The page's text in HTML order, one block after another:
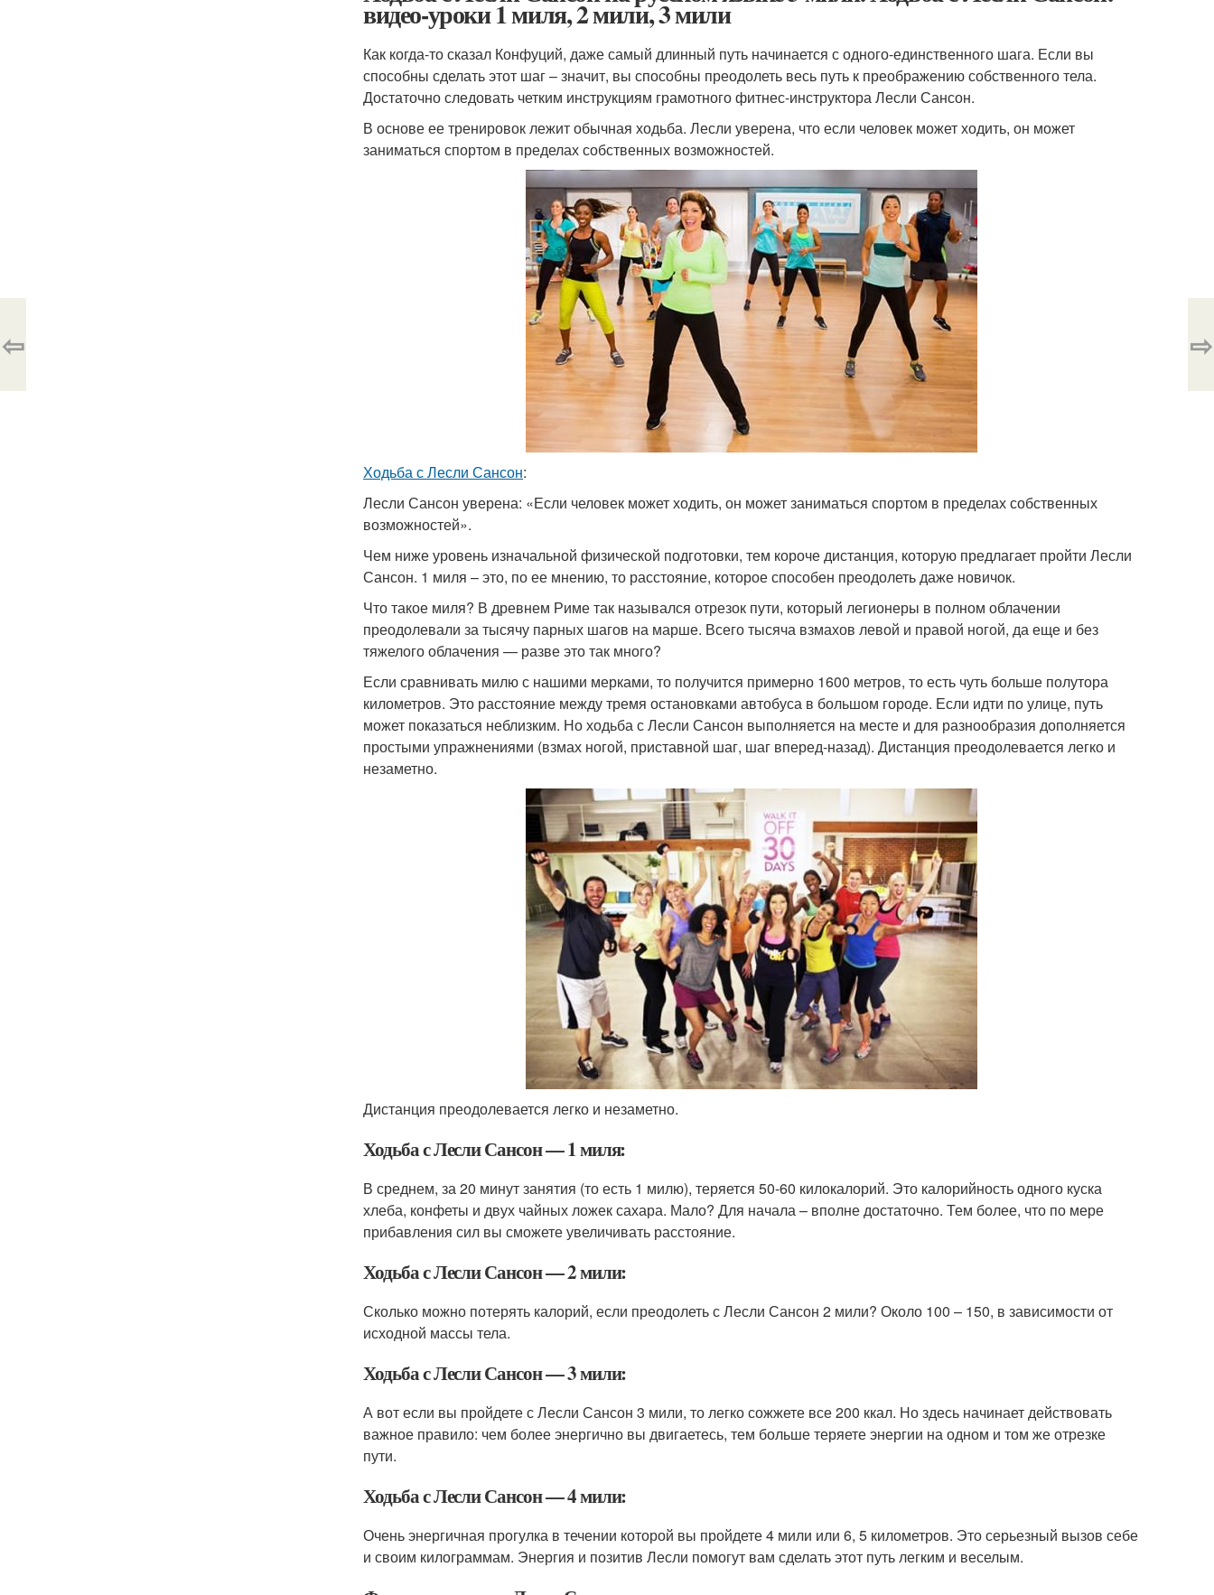
видео-уроки 1 миля, 2 мили, 3 мили
Как когда-то сказал Конфуций, даже самый длинный путь начинается с одного-единственного шага. Если вы
способны сделать этот шаг – значит, вы способны преодолеть весь путь к преображению собственного тела.
Достаточно следовать четким инструкциям грамотного фитнес-инструктора Лесли Сансон.
В основе ее тренировок лежит обычная ходьба. Лесли уверена, что если человек может ходить, он может
заниматься спортом в пределах собственных возможностей.
Ходьба с Лесли Сансон:
Лесли Сансон уверена: «Если человек может ходить, он может заниматься спортом в пределах собственных
возможностей».
Чем ниже уровень изначальной физической подготовки, тем короче дистанция, которую предлагает пройти Лесли
Сансон. 1 миля – это, по ее мнению, то расстояние, которое способен преодолеть даже новичок.
Что такое миля? В древнем Риме так назывался отрезок пути, который легионеры в полном облачении
преодолевали за тысячу парных шагов на марше. Всего тысяча взмахов левой и правой ногой, да еще и без
тяжелого облачения — разве это так много?
Если сравнивать милю с нашими мерками, то получится примерно 1600 метров, то есть чуть больше полутора
километров. Это расстояние между тремя остановками автобуса в большом городе. Если идти по улице, путь
может показаться неблизким. Но ходьба с Лесли Сансон выполняется на месте и для разнообразия дополняется
простыми упражнениями (взмах ногой, приставной шаг, шаг вперед-назад). Дистанция преодолевается легко и
незаметно.
Дистанция преодолевается легко и незаметно.
Ходьба с Лесли Сансон — 1 миля:
В среднем, за 20 минут занятия (то есть 1 милю), теряется 50-60 килокалорий. Это калорийность одного куска
хлеба, конфеты и двух чайных ложек сахара. Мало? Для начала – вполне достаточно. Тем более, что по мере
прибавления сил вы сможете увеличивать расстояние.
Ходьба с Лесли Сансон — 2 мили:
Сколько можно потерять калорий, если преодолеть с Лесли Сансон 2 мили? Около 100 – 150, в зависимости от
исходной массы тела.
Ходьба с Лесли Сансон — 3 мили:
А вот если вы пройдете с Лесли Сансон 3 мили, то легко сожжете все 200 ккал. Но здесь начинает действовать
важное правило: чем более энергично вы двигаетесь, тем больше теряете энергии на одном и том же отрезке
пути.
Ходьба с Лесли Сансон — 4 мили:
Очень энергичная прогулка в течении которой вы пройдете 4 мили или 6, 5 километров. Это серьезный вызов себе
и своим килограммам. Энергия и позитив Лесли помогут вам сделать этот путь легким и веселым.
⇦ ⇨